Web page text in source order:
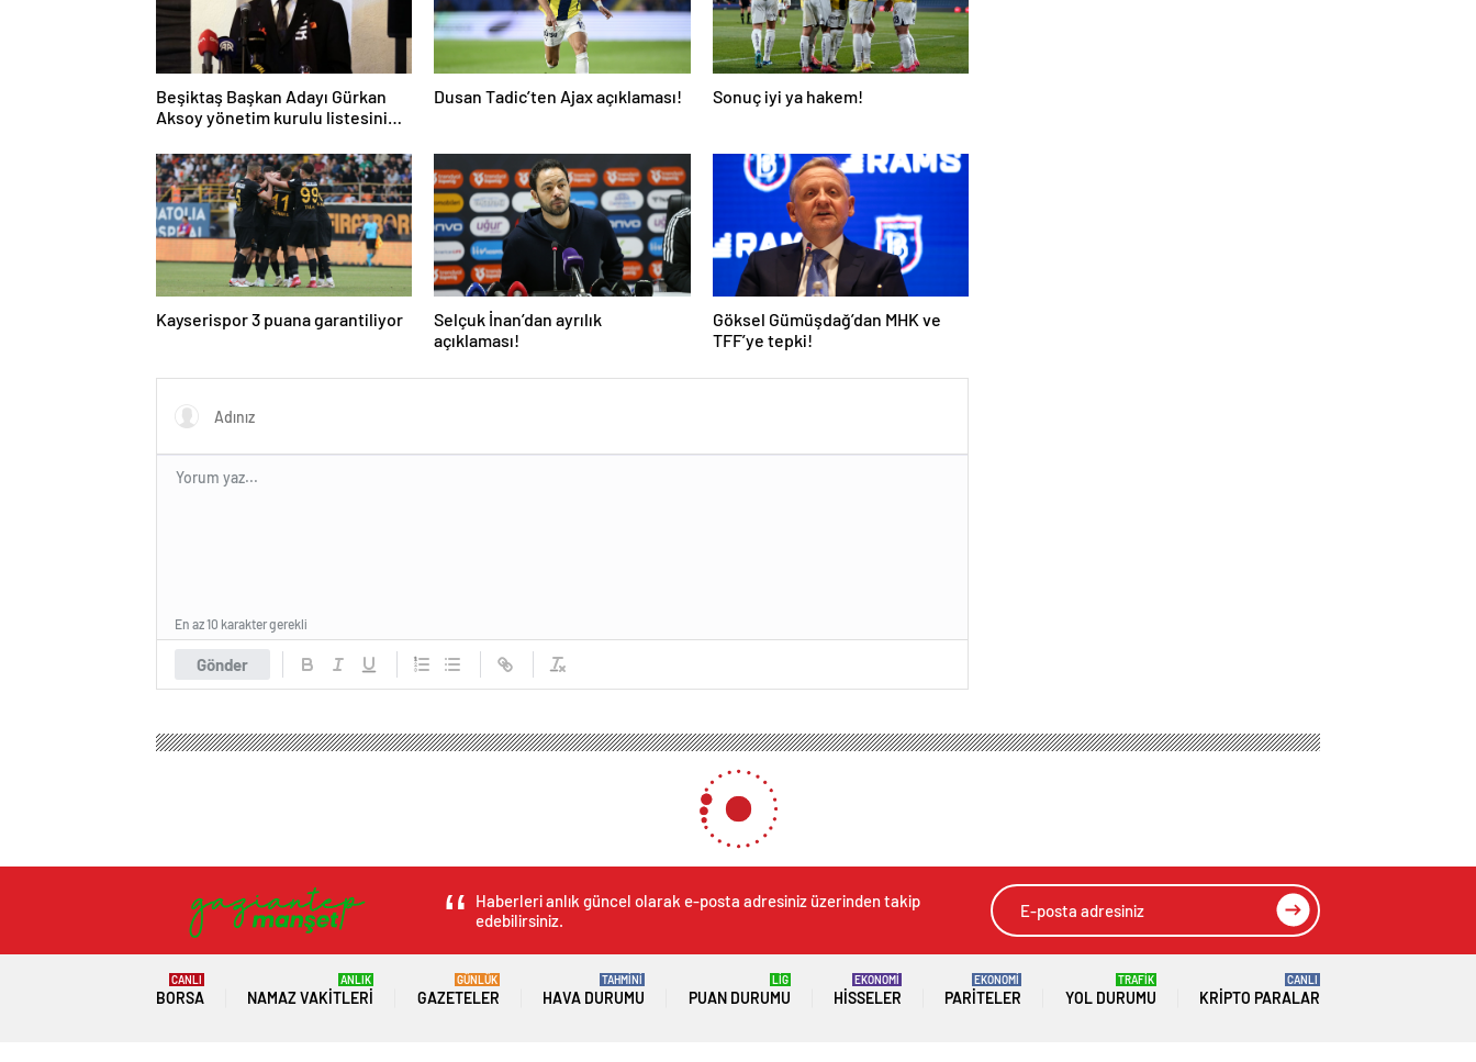
Beşiktaş Başkan Adayı Gürkan
Aksoy yönetim kurulu listesini
Dusan Tadic’ten Ajax açıklaması! Sonuç iyi ya hakem!
Kayserispor 3 puana garantiliyor
Selçuk İnan’dan ayrılık
açıklaması!
Göksel Gümüşdağ’dan MHK ve
TFF’ye tepki!
Gönder
En az 10 karakter gerekli
Galatasaray’ın şampiyonluk yolu: Avrupa’dan elendi, Süper Lig’e odaklandı
Galatasaray’ın şampiyonluk yolu: Avrupa’dan elendi, Süper Lig’e
odaklandı